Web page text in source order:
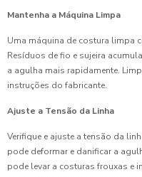
Mantenha a Máquina Limpa
Uma máquina de costura limpa
Resíduos de fio e sujeira
a agulha mais rapidamente.
instruções do fabricante.
Ajuste a Tensão da Linha
Verifique e ajuste a tensão da
pode deformar e danificar a
pode levar a costuras frouxas e